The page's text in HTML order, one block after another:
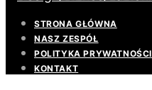
STRONA GŁÓWNA
NASZ ZESPÓŁ
POLITYKA PRYWATNOŚCI
KONTAKT